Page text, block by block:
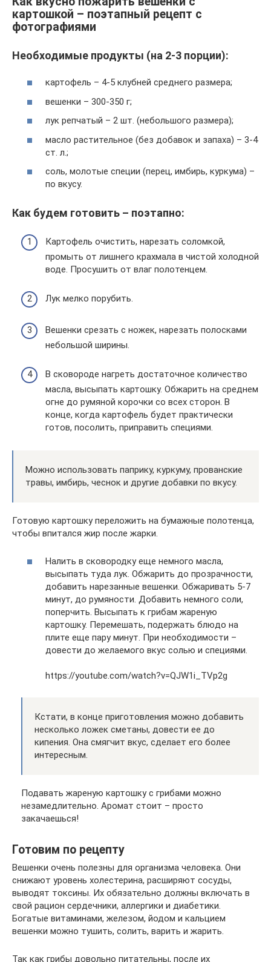
картошкой – поэтапный рецепт с
фотографиями
Необходимые продукты (на 2-3 порции):
картофель – 4-5 клубней среднего размера;
вешенки – 300-350 г;
лук репчатый – 2 шт. (небольшого размера);
масло растительное (без добавок и запаха) – 3-4
ст. л.;
соль, молотые специи (перец, имбирь, куркума) –
по вкусу.
Как будем готовить – поэтапно:
Картофель очистить, нарезать соломкой,
промыть от лишнего крахмала в чистой холодной
воде. Просушить от влаг полотенцем.
Лук мелко порубить.
Вешенки срезать с ножек, нарезать полосками
небольшой ширины.
В сковороде нагреть достаточное количество
масла, высыпать картошку. Обжарить на среднем
огне до румяной корочки со всех сторон. В
конце, когда картофель будет практически
готов, посолить, приправить специями.
Можно использовать паприку, куркуму, прованские
травы, имбирь, чеснок и другие добавки по вкусу.
Готовую картошку переложить на бумажные полотенца,
чтобы впитался жир после жарки.
Налить в сковородку еще немного масла,
высыпать туда лук. Обжарить до прозрачности,
добавить нарезанные вешенки. Обжаривать 5-7
минут, до румяности. Добавить немного соли,
поперчить. Высыпать к грибам жареную
картошку. Перемешать, подержать блюдо на
плите еще пару минут. При необходимости –
довести до желаемого вкус солью и специями.
https://youtube.com/watch?v=QJW1i_TVp2g
Кстати, в конце приготовления можно добавить
несколько ложек сметаны, довести ее до
кипения. Она смягчит вкус, сделает его более
интересным.
Подавать жареную картошку с грибами можно
незамедлительно. Аромат стоит – просто
закачаешься!
Готовим по рецепту
Вешенки очень полезны для организма человека. Они
снижают уровень холестерина, расширяют сосуды,
выводят токсины. Их обязательно должны включать в
свой рацион сердечники, аллергики и диабетики.
Богатые витаминами, железом, йодом и кальцием
вешенки можно тушить, солить, варить и жарить.
Так как грибы довольно питательны, после их